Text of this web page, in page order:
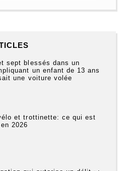
sept blessés dans un
un enfant de 13 ans
une voiture volée
et trottinette: ce qui est
2026